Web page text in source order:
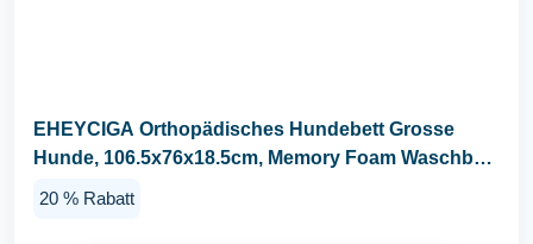
EHEYCIGA Orthopädisches Hundebett Grosse
Hunde, 106.5x76x18.5cm, Memory Foam Waschbar
20 % Rabatt